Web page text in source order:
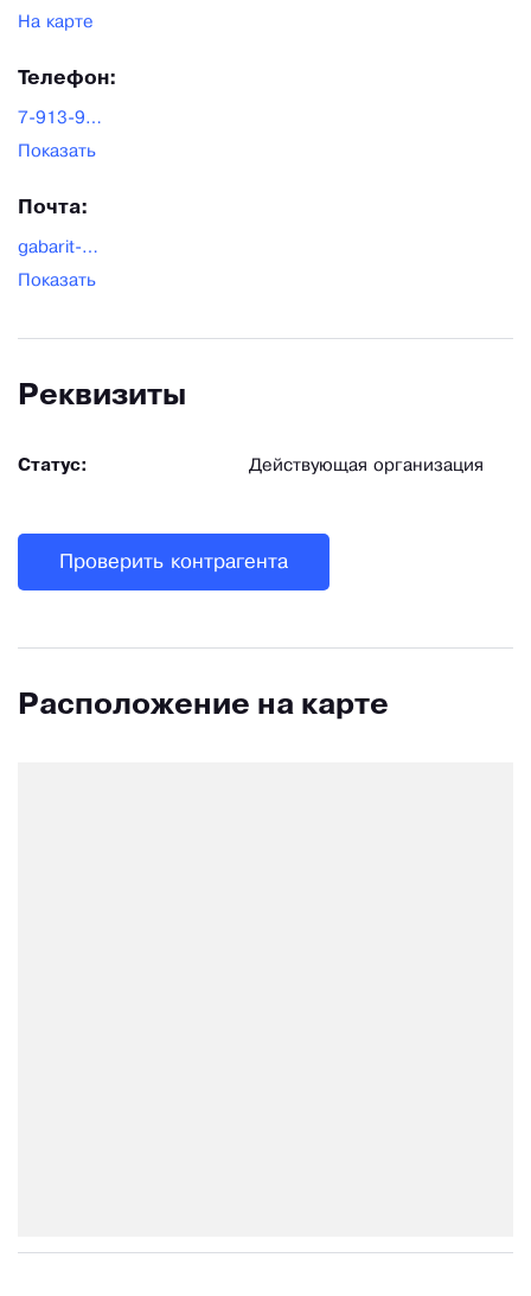
На карте
Телефон:
7-913-986-43-02
Показать
Почта:
gabarit-2009@yandex.ru
Показать
Реквизиты
Статус: Действующая организация
Проверить контрагента
Расположение на карте